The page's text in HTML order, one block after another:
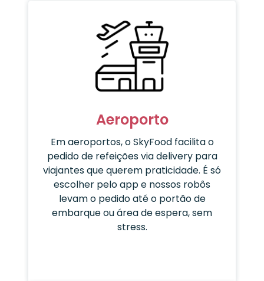
Aeroporto
Em aeroportos, o SkyFood facilita o
pedido de refeições via delivery para
viajantes que querem praticidade. É só
escolher pelo app e nossos robôs
levam o pedido até o portão de
embarque ou área de espera, sem
stress.